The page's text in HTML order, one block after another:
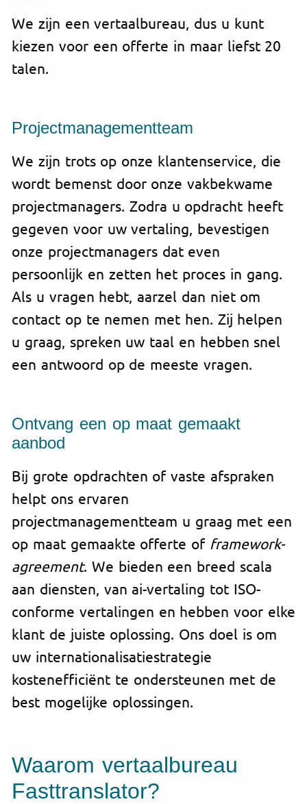
We zijn een vertaalbureau, dus u kunt
kiezen voor een offerte in maar liefst 20
talen.
Projectmanagementteam
We zijn trots op onze klantenservice, die
wordt bemenst door onze vakbekwame
projectmanagers. Zodra u opdracht heeft
gegeven voor uw vertaling, bevestigen
onze projectmanagers dat even
persoonlijk en zetten het proces in gang.
Als u vragen hebt, aarzel dan niet om
contact op te nemen met hen. Zij helpen
u graag, spreken uw taal en hebben snel
een antwoord op de meeste vragen.
Ontvang een op maat gemaakt
aanbod
Bij grote opdrachten of vaste afspraken
helpt ons ervaren
projectmanagementteam u graag met een
op maat gemaakte offerte of framework-
agreement. We bieden een breed scala
aan diensten, van ai-vertaling tot ISO-
conforme vertalingen en hebben voor elke
klant de juiste oplossing. Ons doel is om
uw internationalisatiestrategie
kostenefficiënt te ondersteunen met de
best mogelijke oplossingen.
Waarom vertaalbureau
Fasttranslator?